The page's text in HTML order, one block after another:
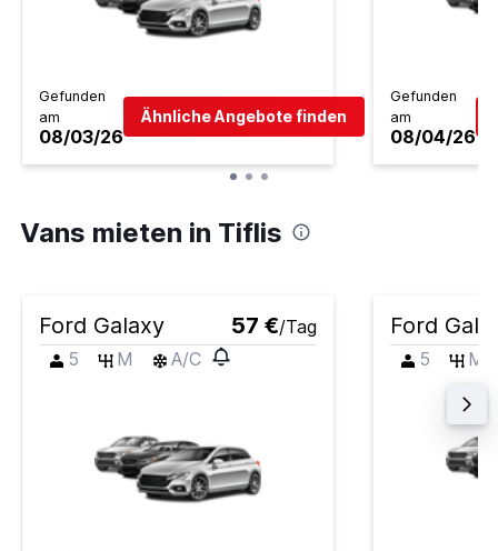
Gefunden
am
08/03/26
Ähnliche Angebote finden
Gefunden
am
08/04/26
Vans mieten in Tiflis
Ford Galaxy 57 €/Tag
5
M A/C
Ford
5 M